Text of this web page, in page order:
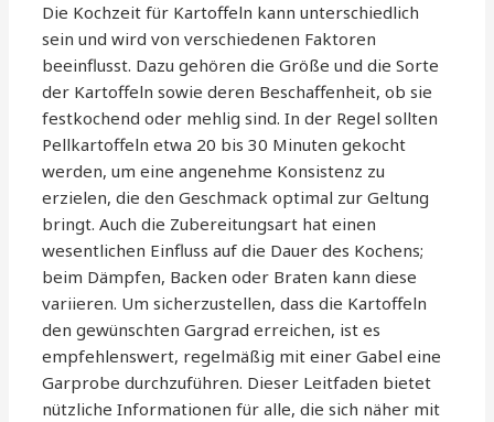
Die Kochzeit für Kartoffeln kann unterschiedlich
sein und wird von verschiedenen Faktoren
beeinflusst. Dazu gehören die Größe und die Sorte
der Kartoffeln sowie deren Beschaffenheit, ob sie
festkochend oder mehlig sind. In der Regel sollten
Pellkartoffeln etwa 20 bis 30 Minuten gekocht
werden, um eine angenehme Konsistenz zu
erzielen, die den Geschmack optimal zur Geltung
bringt. Auch die Zubereitungsart hat einen
wesentlichen Einfluss auf die Dauer des Kochens;
beim Dämpfen, Backen oder Braten kann diese
variieren. Um sicherzustellen, dass die Kartoffeln
den gewünschten Gargrad erreichen, ist es
empfehlenswert, regelmäßig mit einer Gabel eine
Garprobe durchzuführen. Dieser Leitfaden bietet
nützliche Informationen für alle, die sich näher mit